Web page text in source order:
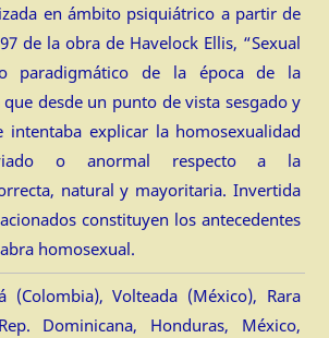
en ámbito psiquiátrico a partir de
de la obra de Havelock Ellis, “Sexual
paradigmático de la época de la
desde un punto de vista sesgado y
intentaba explicar la homosexualidad
o anormal respecto a la
natural y mayoritaria. Invertida
constituyen los antecedentes
homosexual.
(Colombia), Volteada (México), Rara
Dominicana, Honduras, México,